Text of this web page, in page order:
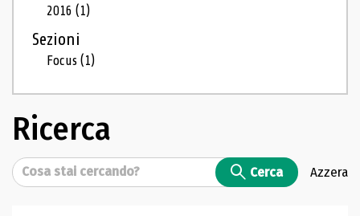
2016(1)
Sezioni
Focus(1)
Ricerca
Cerca Cerca Azzera